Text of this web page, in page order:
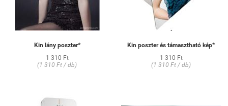
Kin lány poszter*
1 310 Ft
(1 310 Ft / db)
Kin poszter és támasztható kép*
1 310 Ft
(1 310 Ft / db)